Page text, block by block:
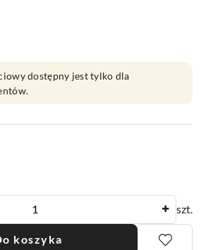
dostępny jest tylko dla
szt.
koszyka